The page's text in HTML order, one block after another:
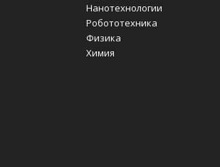
Нанотехнологии
Робототехника
Физика
Химия